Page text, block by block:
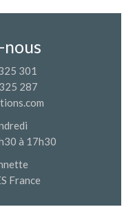
301
287
à 17h30
France